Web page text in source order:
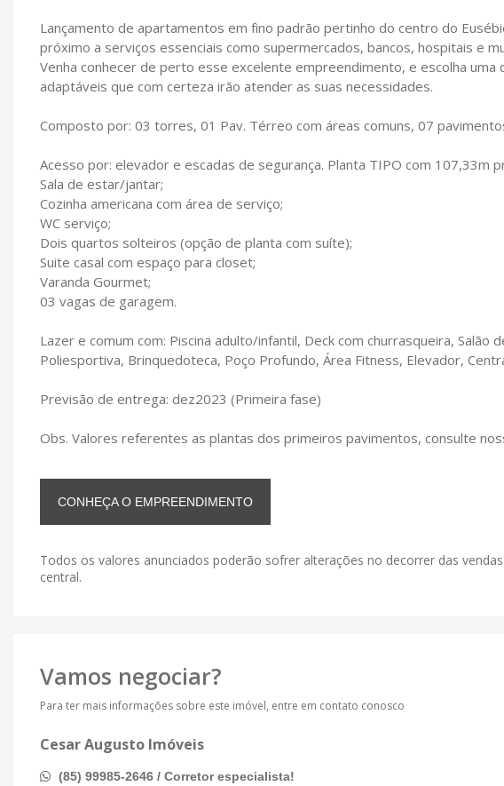
Lançamento de apartamentos em fino padrão pertinho do centro do
próximo a serviços essenciais como supermercados, bancos, hospitais e
Venha conhecer de perto esse excelente empreendimento, e escolha uma
adaptáveis que com certeza irão atender as suas necessidades.
Composto por: 03 torres, 01 Pav. Térreo com áreas comuns, 07
Acesso por: elevador e escadas de segurança. Planta TIPO com 107,33m
Sala de estar/jantar;
Cozinha americana com área de serviço;
WC serviço;
Dois quartos solteiros (opção de planta com suíte);
Suite casal com espaço para closet;
Varanda Gourmet;
03 vagas de garagem.
Lazer e comum com: Piscina adulto/infantil, Deck com churrasqueira, Salão
Poliesportiva, Brinquedoteca, Poço Profundo, Área Fitness, Elevador,
Previsão de entrega: dez2023 (Primeira fase)
Obs. Valores referentes as plantas dos primeiros pavimentos, consulte
CONHEÇA O EMPREENDIMENTO
Todos os valores anunciados poderão sofrer alterações no decorrer das
central.
Vamos negociar?
Para ter mais informações sobre este imóvel, entre em contato conosco
Cesar Augusto Imóveis
(85) 99985-2646 / Corretor especialista!